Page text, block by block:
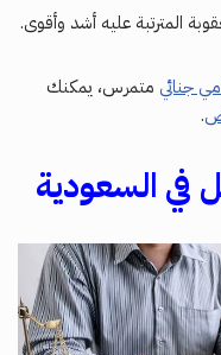
المترتبة عليه أشد وأقوى.
جنائي متمرس، يمكنك
.
في السعودية